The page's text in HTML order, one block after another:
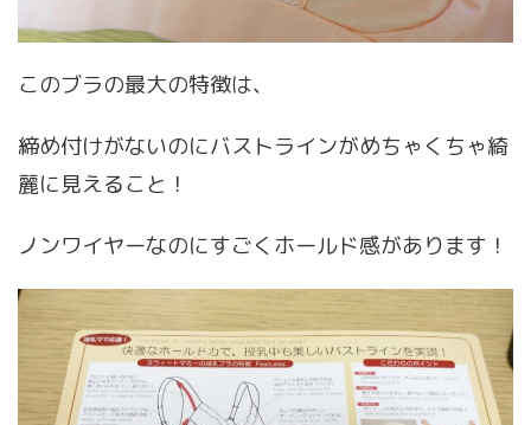
このブラの最大の特徴は、
締め付けがないのにバストラインがめちゃくちゃ綺
麗に見えること！
ノンワイヤーなのにすごくホールド感があります！